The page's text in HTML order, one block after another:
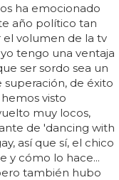
ha emocionado
año político tan
volumen de la tv
tengo una ventaja
ser sordo sea un
de éxito
visto
muy locos,
de 'dancing with
así que sí, el chico
y cómo lo hace...
también hubo